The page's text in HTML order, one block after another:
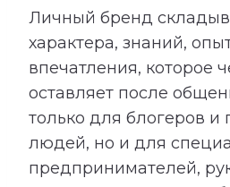
Личный бренд
характера, знаний,
впечатления, которое
оставляет после
только для блогеров и
людей, но и для
предпринимателей,